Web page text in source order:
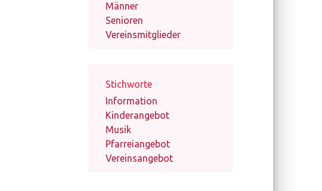
Männer
Senioren
Vereinsmitglieder
Stichworte
Information
Kinderangebot
Musik
Pfarreiangebot
Vereinsangebot